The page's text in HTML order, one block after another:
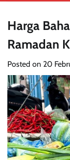
Harga
Ramadan
Posted on 20